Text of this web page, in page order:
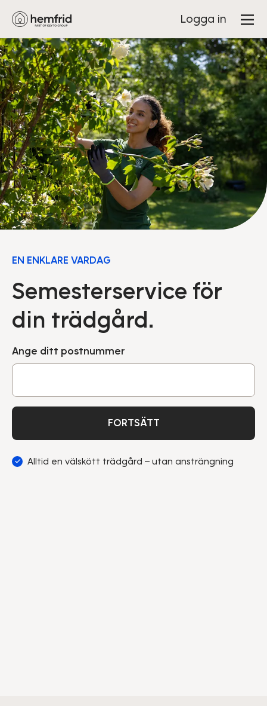
Logga in
EN ENKLARE VARDAG
Semesterservice för
din trädgård.
Ange ditt postnummer
FORTSÄTT
Alltid en välskött trädgård – utan ansträngning